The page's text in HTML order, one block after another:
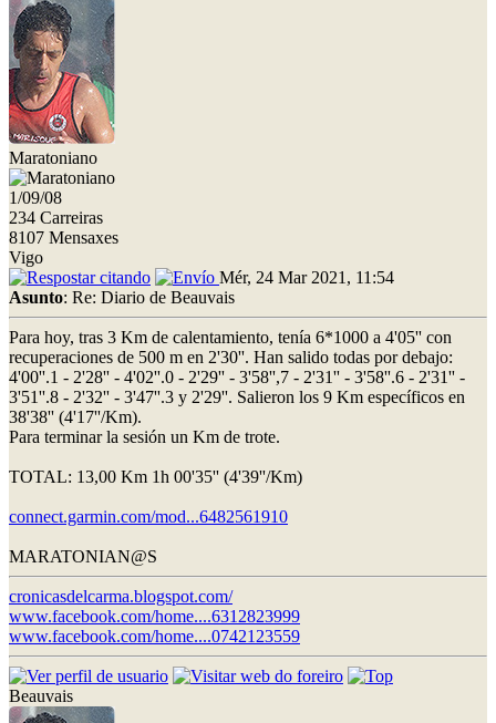
Maratoniano
1/09/08
234 Carreiras
8107 Mensaxes
Vigo
Mér, 24 Mar 2021, 11:54
Asunto: Re: Diario de Beauvais
Para hoy, tras 3 Km de calentamiento, tenía 6*1000 a 4'05'' con
recuperaciones de 500 m en 2'30''. Han salido todas por debajo:
4'00''.1 - 2'28'' - 4'02''.0 - 2'29'' - 3'58'',7 - 2'31'' - 3'58''.6 - 2'31'' -
3'51''.8 - 2'32'' - 3'47''.3 y 2'29''. Salieron los 9 Km específicos en
38'38'' (4'17''/Km).
Para terminar la sesión un Km de trote.
TOTAL: 13,00 Km 1h 00'35'' (4'39''/Km)
connect.garmin.com/mod...6482561910
MARATONIAN@S
cronicasdelcarma.blogspot.com/
www.facebook.com/home....6312823999
www.facebook.com/home....0742123559
Beauvais